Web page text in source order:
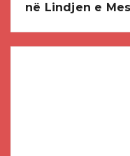
në Lindjen e